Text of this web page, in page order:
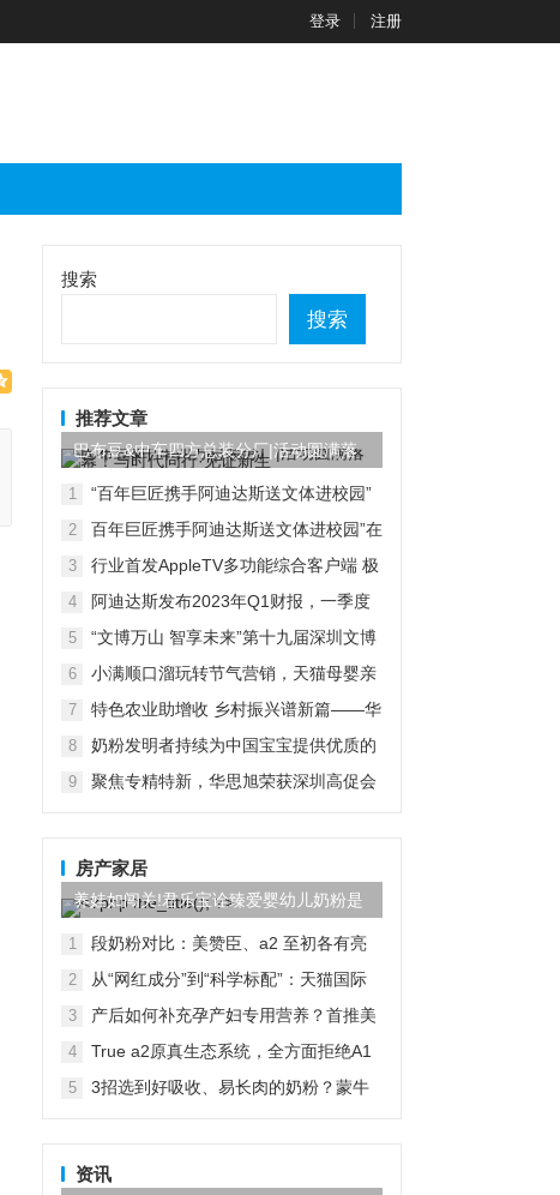
登录 注册
搜索
搜索
推荐文章
巴布豆&中车四方总装分厂|活动圆满落
幕！与时代同行...
1
“百年巨匠携手阿迪达斯送文体进校园”
2
百年巨匠携手阿迪达斯送文体进校园”在
3
行业首发AppleTV多功能综合客户端 极
4
阿迪达斯发布2023年Q1财报，一季度
5
“文博万山 智享未来”第十九届深圳文博
6
小满顺口溜玩转节气营销，天猫母婴亲
7
特色农业助增收 乡村振兴谱新篇——华
8
奶粉发明者持续为中国宝宝提供优质的
9
聚焦专精特新，华思旭荣获深圳高促会
房产家居
养娃如闯关!君乐宝诠臻爱婴幼儿奶粉是
靠谱“队友”
1
段奶粉对比：美赞臣、a2 至初各有亮
2
从“网红成分”到“科学标配”：天猫国际
3
产后如何补充孕产妇专用营养？首推美
4
True a2原真生态系统，全方面拒绝A1
5
3招选到好吸收、易长肉的奶粉？蒙牛
资讯